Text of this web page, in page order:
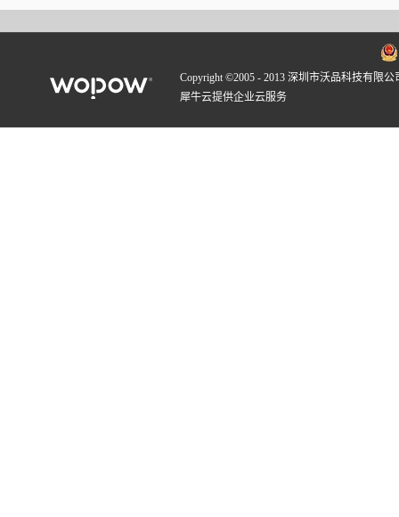
Copyright ©2005 - 2013 深圳市沃品科技有限公
犀牛云提供企业云服务